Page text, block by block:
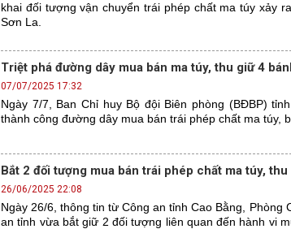
khai đối tượng vận chuyển trái phép chất ma túy xảy
Sơn La.
Triệt phá đường dây mua bán ma túy, thu giữ 4
07/07/2025 17:32
Ngày 7/7, Ban Chỉ huy Bộ đội Biên phòng (BĐBP)
thành công đường dây mua bán trái phép chất ma túy,
Bắt 2 đối tượng mua bán trái phép chất ma túy,
26/06/2025 22:08
Ngày 26/6, thông tin từ Công an tỉnh Cao Bằng, Phòng
an tỉnh vừa bắt giữ 2 đối tượng liên quan đến hành vi